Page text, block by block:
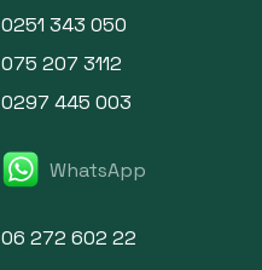
0251 343 050
075 207 3112
0297 445 003
WhatsApp
06 272 602 22